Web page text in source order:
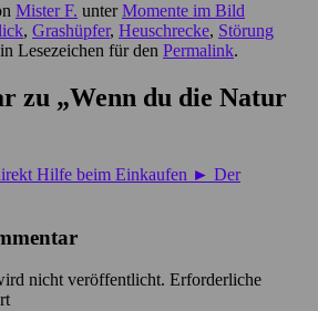
Mister F. unterMomente im Bild
, Grashüpfer, Heuschrecke, Störung
Lesezeichen für den Permalink.
zu „Wenn du die Natur
Hilfe beim Einkaufen ► Der
nicht veröffentlicht. Erforderliche